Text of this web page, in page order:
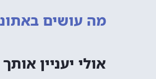
מה עושים באתונה?
אולי יעניין אותך גם